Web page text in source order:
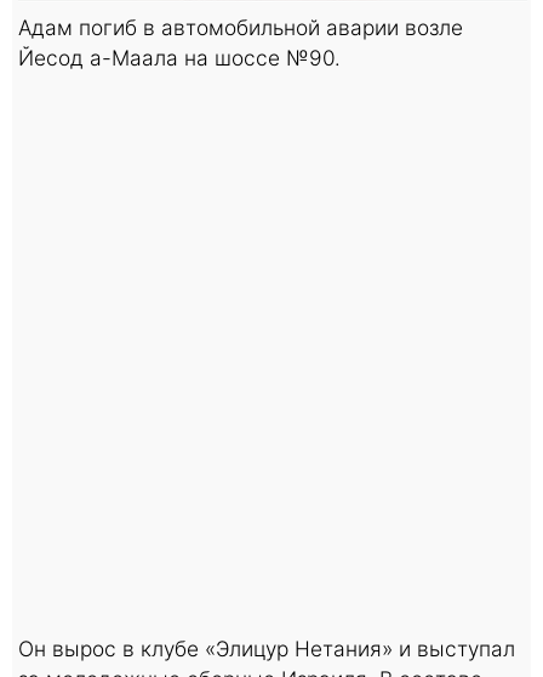
Адам погиб в автомобильной аварии возле
Йесод а-Маала на шоссе №90.
Он вырос в клубе «Элицур Нетания» и выступал